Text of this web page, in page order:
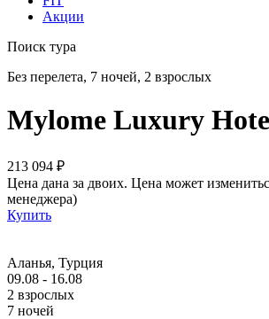
Акции
Поиск тура
Без перелета, 7 ночей, 2 взрослых
Mylome Luxury
213 094 ₽
Цена дана за двоих. Цена может
менеджера)
Купить
Аланья, Турция
09.08 - 16.08
2 взрослых
7 ночей